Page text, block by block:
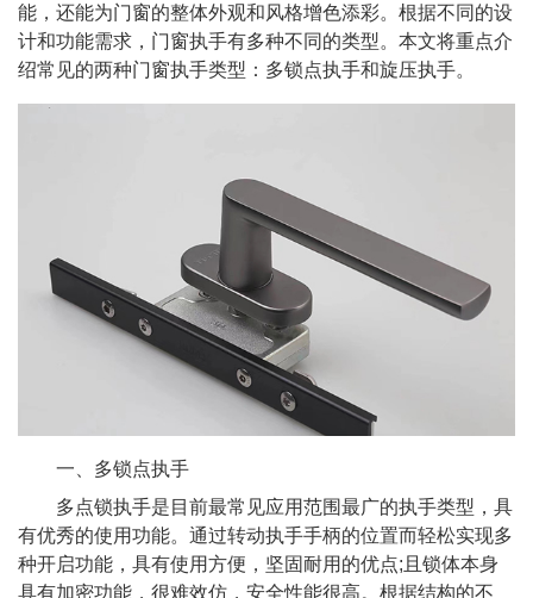
能，还能为门窗的整体外观和风格增色添彩。根据不同的设
计和功能需求，门窗执手有多种不同的类型。本文将重点介
绍常见的两种门窗执手类型：多锁点执手和旋压执手。
一、多锁点执手
多点锁执手是目前最常见应用范围最广的执手类型，具
有优秀的使用功能。通过转动执手手柄的位置而轻松实现多
种开启功能，具有使用方便，坚固耐用的优点;且锁体本身
具有加密功能，很难效仿，安全性能很高。根据结构的不